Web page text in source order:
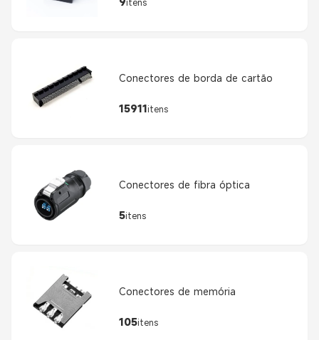
Conectores de borda de cartão
15911itens
Conectores de fibra óptica
5itens
Conectores de memória
105itens